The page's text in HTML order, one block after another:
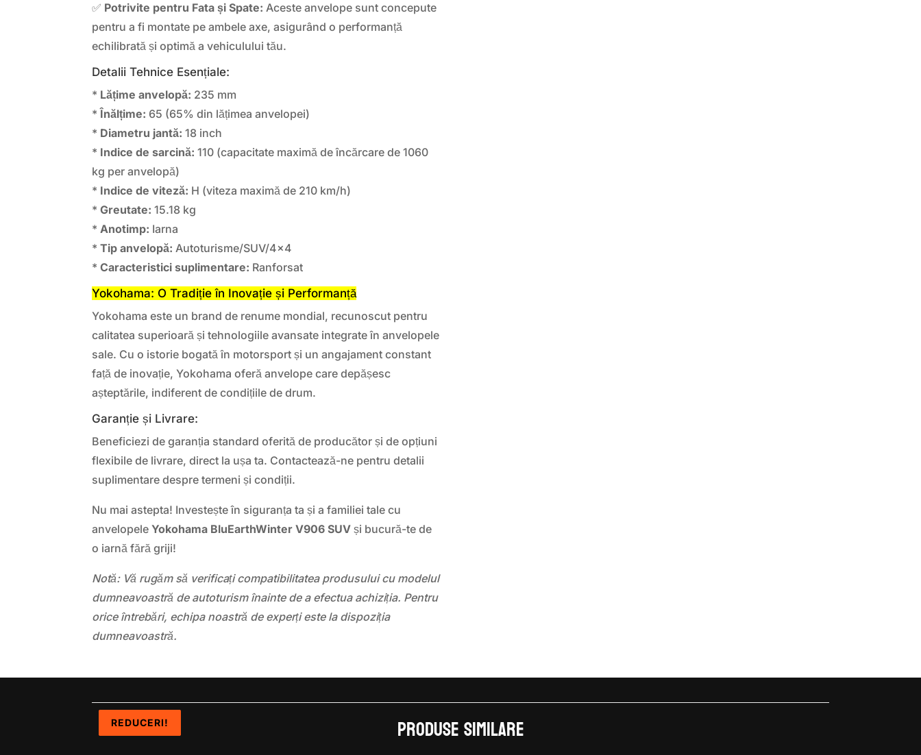
✅ Potrivite pentru Fata și Spate: Aceste anvelope sunt concepute
pentru a fi montate pe ambele axe, asigurând o performanță
echilibrată și optimă a vehiculului tău.
Detalii Tehnice Esențiale:
* Lățime anvelopă: 235 mm
* Înălțime: 65 (65% din lățimea anvelopei)
* Diametru jantă: 18 inch
* Indice de sarcină: 110 (capacitate maximă de încărcare de 1060
kg per anvelopă)
* Indice de viteză: H (viteza maximă de 210 km/h)
*Greutate: 15.18 kg
*Anotimp: Iarna
*Tip anvelopă: Autoturisme/SUV/4×4
*Caracteristici suplimentare: Ranforsat
Yokohama: O Tradiție în Inovație și Performanță
Yokohama este un brand de renume mondial, recunoscut pentru
calitatea superioară și tehnologiile avansate integrate în anvelopele
sale. Cu o istorie bogată în motorsport și un angajament constant
față de inovație, Yokohama oferă anvelope care depășesc
așteptările, indiferent de condițiile de drum.
Garanție și Livrare:
Beneficiezi de garanția standard oferită de producător și de opțiuni
flexibile de livrare, direct la ușa ta. Contactează-ne pentru detalii
suplimentare despre termeni și condiții.
Nu mai astepta! Investește în siguranța ta și a familiei tale cu
anvelopeleYokohama BluEarthWinter V906 SUV și bucură-te de
o iarnă fără griji!
Notă: Vă rugăm să verificați compatibilitatea produsului cu modelul
dumneavoastră de autoturism înainte de a efectua achiziția. Pentru
orice întrebări, echipa noastră de experți este la dispoziția
dumneavoastră.
Produse similare
REDUCERI!
REDUCERI!
REDUCERI!
REDUCERI!